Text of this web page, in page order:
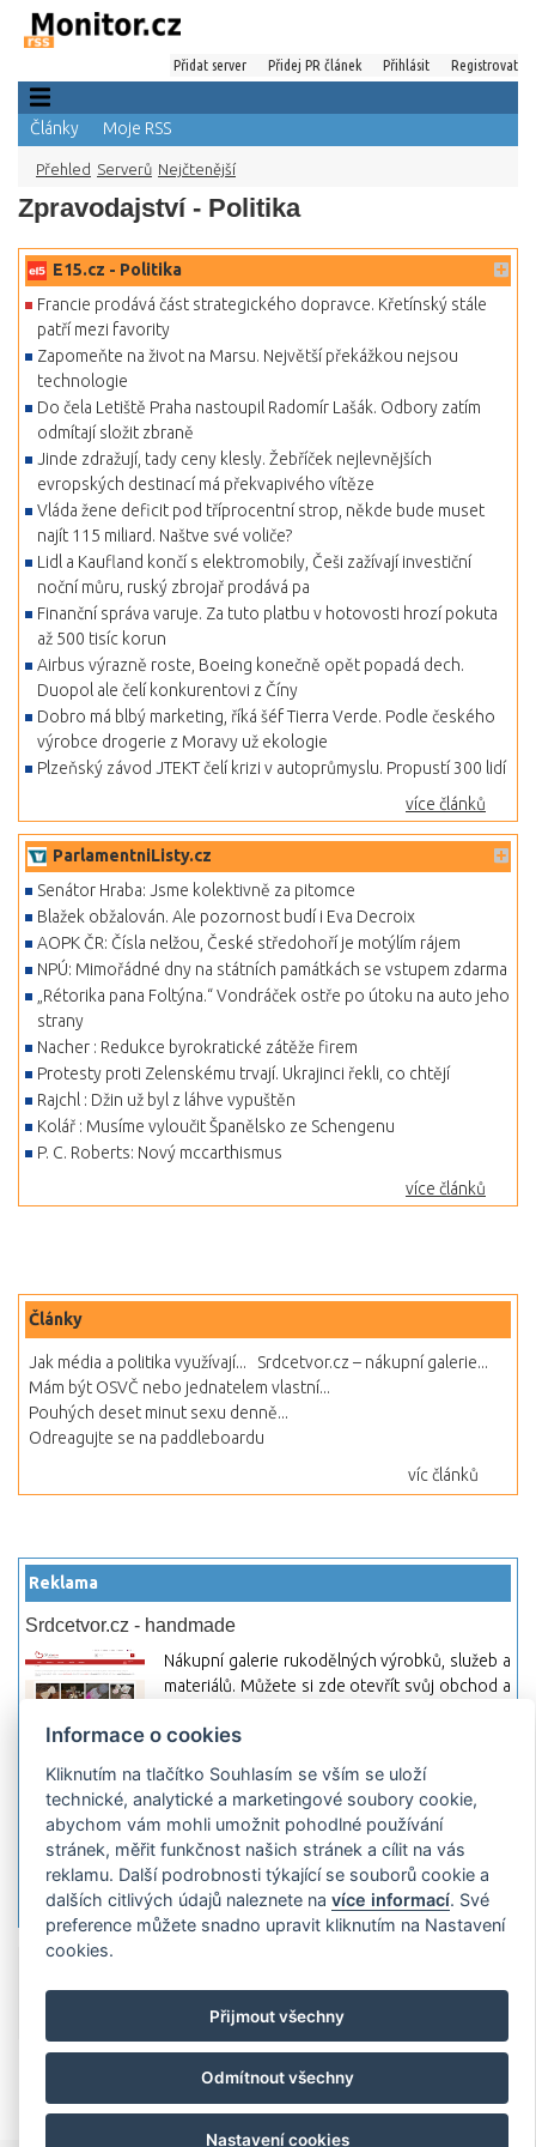
Přidat server Přidej PR článek Přihlásit Registrovat
Články Moje RSS
Přehled Serverů Nejčtenější
Zpravodajství - Politika
E15.cz - Politika
Francie prodává část strategického dopravce. Křetínský stále
patří mezi favority
Zapomeňte na život na Marsu. Největší překážkou nejsou
technologie
Do čela Letiště Praha nastoupil Radomír Lašák. Odbory zatím
odmítají složit zbraně
Jinde zdražují, tady ceny klesly. Žebříček nejlevnějších
evropských destinací má překvapivého vítěze
Vláda žene deficit pod tříprocentní strop, někde bude muset
najít 115 miliard. Naštve své voliče?
Lidl a Kaufland končí s elektromobily, Češi zažívají investiční
noční můru, ruský zbrojař prodává pa
Finanční správa varuje. Za tuto platbu v hotovosti hrozí pokuta
až 500 tisíc korun
Airbus výrazně roste, Boeing konečně opět popadá dech.
Duopol ale čelí konkurentovi z Číny
Dobro má blbý marketing, říká šéf Tierra Verde. Podle českého
výrobce drogerie z Moravy už ekologie
Plzeňský závod JTEKT čelí krizi v autoprůmyslu. Propustí 300 lidí
více článků
ParlamentniListy.cz
Senátor Hraba: Jsme kolektivně za pitomce
Blažek obžalován. Ale pozornost budí i Eva Decroix
AOPK ČR: Čísla nelžou, České středohoří je motýlím rájem
NPÚ: Mimořádné dny na státních památkách se vstupem zdarma
„Rétorika pana Foltýna.“ Vondráček ostře po útoku na auto jeho
strany
Nacher : Redukce byrokratické zátěže firem
Protesty proti Zelenskému trvají. Ukrajinci řekli, co chtějí
Rajchl : Džin už byl z láhve vypuštěn
Kolář : Musíme vyloučit Španělsko ze Schengenu
P. C. Roberts: Nový mccarthismus
více článků
Články
Jak média a politika využívají...
Srdcetvor.cz – nákupní galerie...
Mám být OSVČ nebo jednatelem vlastní...
Pouhých deset minut sexu denně...
Odreagujte se na paddleboardu
víc článků
Reklama
Srdcetvor.cz - handmade
Nákupní galerie rukodělných výrobků, služeb a
materiálů. Můžete si zde otevřít svůj obchod a
hosting
Přehled webhostingových, multihosting a VPS
hosting programů s možností jejich
pokročilého vyhledávání a porovnávání.
Najděte si jednoduše vhodný hosting.
rssMonitor.cz Partneři Reklama Podmínky používání Ochrana
provozovatel nezodpovídá za obsah a jeho následky.
Informace o cookies
Kliknutím na tlačítko Souhlasím se vším se uloží
technické, analytické a marketingové soubory cookie,
abychom vám mohli umožnit pohodlné používání
stránek, měřit funkčnost našich stránek a cílit na vás
reklamu. Další podrobnosti týkající se souborů cookie a
dalších citlivých údajů naleznete navíce informací. Své
preference můžete snadno upravit kliknutím na Nastavení
cookies.
Přijmout všechny
Odmítnout všechny
Nastavení cookies